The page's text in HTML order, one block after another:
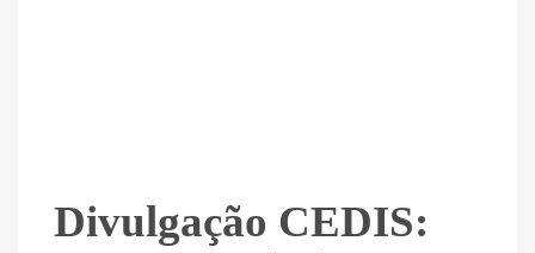
Divulgação CEDIS: